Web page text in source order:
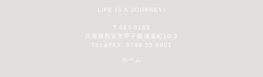
LIFE IS A JOURNEY!
〒663-8165
兵庫県西宮市甲子園浦風町10-3
TEL&FAX: 0798-55-8901
ホーム